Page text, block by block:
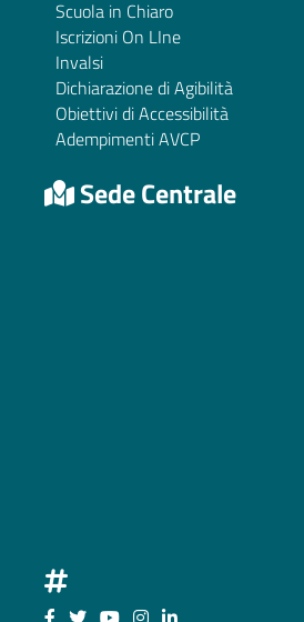
Scuola in Chiaro
Iscrizioni On LIne
Invalsi
Dichiarazione di Agibilità
Obiettivi di Accessibilità
Adempimenti AVCP
Sede Centrale
Seguici su Facebook
Seguici su Twitter
Seguici su YouTube
Seguici su Instagram
Seguici su LinkedIn